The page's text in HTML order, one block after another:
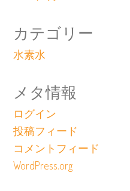
カテゴリー
水素水
メタ情報
ログイン
投稿フィード
コメントフィード
WordPress.org